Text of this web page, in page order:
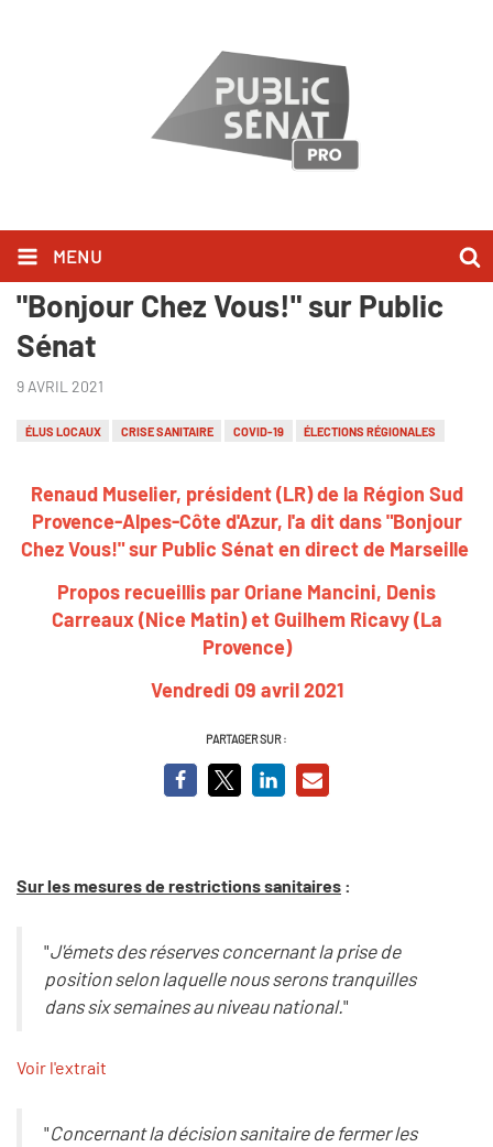
MENU
Renaud Muselier l'a dit dans
"Bonjour Chez Vous!" sur Public
Sénat
9 AVRIL 2021
ÉLUS LOCAUX CRISE SANITAIRE COVID-19 ÉLECTIONS RÉGIONALES
Renaud Muselier, président (LR) de la Région Sud
Provence-Alpes-Côte d'Azur, l'a dit dans "Bonjour
Chez Vous!" sur Public Sénat en direct de Marseille
Propos recueillis par Oriane Mancini, Denis
Carreaux (Nice Matin) et Guilhem Ricavy (La
Provence)
Vendredi 09 avril 2021
PARTAGER SUR :
Sur les mesures de restrictions sanitaires :
"J'émets des réserves concernant la prise de
position selon laquelle nous serons tranquilles
dans six semaines au niveau national."
Voir l'extrait
"Concernant la décision sanitaire de fermer les